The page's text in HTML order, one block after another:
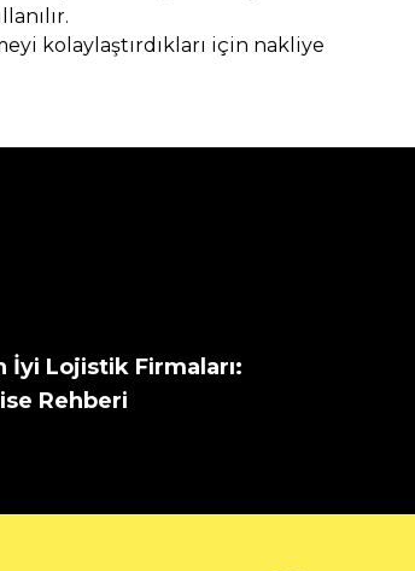
kolaylaştırdıkları için nakliye
İyi Lojistik Firmaları:
Rehberi